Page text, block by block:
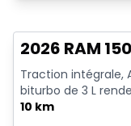
2026 RAM
Traction intégrale,
biturbo de 3 L
10 km